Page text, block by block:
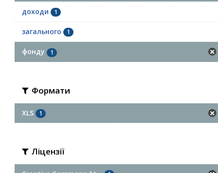
доходи 1
загального 1
фонду 1
Формати
XLS 1
Ліцензії